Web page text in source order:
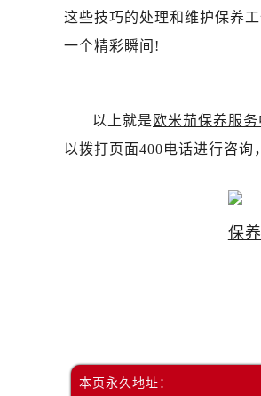
黑龙江省大庆
黑龙江省佳木
黑龙江省牡丹
黑龙江省齐齐
黑龙江省双鸭
黑龙江省绥化
吉林省白城市
吉林省白山市
吉林省辽源市
这些技巧的处理和维护保养
一个精彩瞬间!
以上就是 欧米茄保养服务
以拨打页面400电话进行咨询
本页永久地址：